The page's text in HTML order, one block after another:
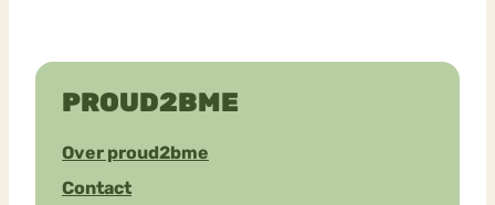
PROUD2BME
Over proud2bme
Contact